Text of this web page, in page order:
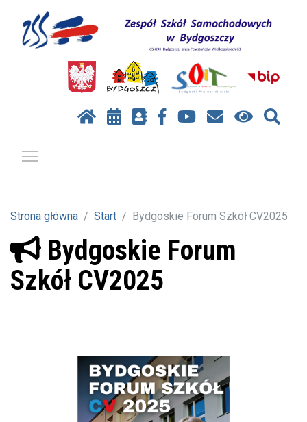
Strona główna Start Bydgoskie Forum Szkół CV2025
Bydgoskie Forum
Szkół CV2025